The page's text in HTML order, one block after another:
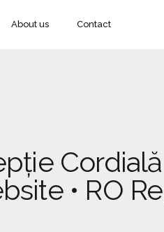
About us Contact
Cordială
• RO